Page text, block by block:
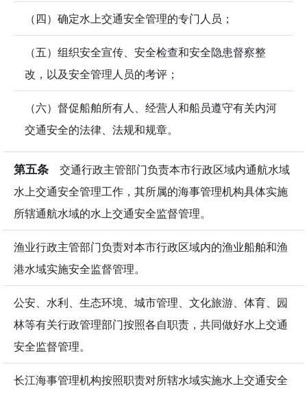
（四）确定水上交通安全管理的专门人员；
（五）组织安全宣传、安全检查和安全隐患督察整
改，以及安全管理人员的考评；
（六）督促船舶所有人、经营人和船员遵守有关内河
交通安全的法律、法规和规章。
第五条 交通行政主管部门负责本市行政区域内通航水域
水上交通安全管理工作，其所属的海事管理机构具体实施
所辖通航水域的水上交通安全监督管理。
渔业行政主管部门负责对本市行政区域内的渔业船舶和渔
港水域实施安全监督管理。
公安、水利、生态环境、城市管理、文化旅游、体育、园
林等有关行政管理部门按照各自职责，共同做好水上交通
安全监督管理。
长江海事管理机构按照职责对所辖水域实施水上交通安全